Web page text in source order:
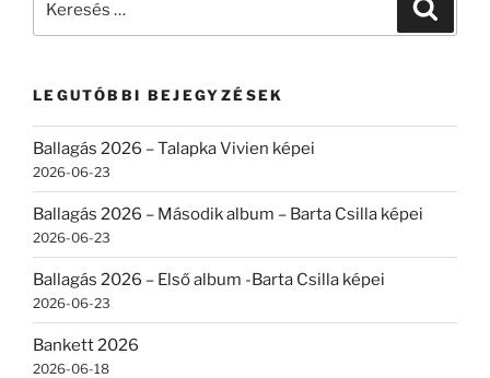
LEGUTÓBBI BEJEGYZÉSEK
Ballagás 2026 – Talapka Vivien képei
2026-06-23
Ballagás 2026 – Második album – Barta Csilla képei
2026-06-23
Ballagás 2026 – Első album -Barta Csilla képei
2026-06-23
Bankett 2026
2026-06-18